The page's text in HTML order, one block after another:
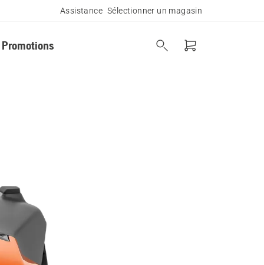
Assistance Sélectionner un magasin
Promotions